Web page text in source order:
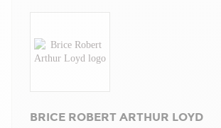
BRICE ROBERT ARTHUR LOYD